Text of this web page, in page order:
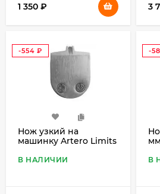
1 350 ₽ 3
-554 ₽
Нож узкий на
машинку Artero Limits
В НАЛИЧИИ
-58
В